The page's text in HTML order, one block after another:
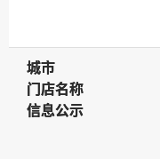
城市
城市
门店名称
门店名称
信息公示
信息公示